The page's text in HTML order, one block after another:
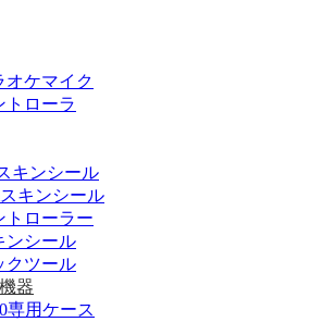
オケマイク
トローラ
キンシール
スキンシール
トローラー
ンシール
クツール
器
専用ケース